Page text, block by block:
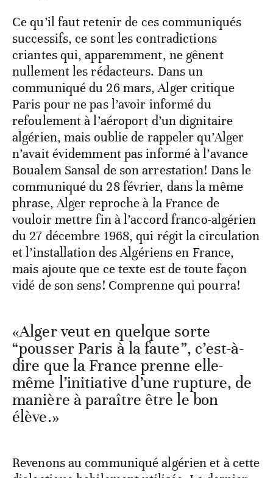
Ce qu’il faut retenir de ces communiqués
successifs, ce sont les contradictions
criantes qui, apparemment, ne gênent
nullement les rédacteurs. Dans un
communiqué du 26 mars, Alger critique
Paris pour ne pas l’avoir informé du
refoulement à l’aéroport d’un dignitaire
algérien, mais oublie de rappeler qu’Alger
n’avait évidemment pas informé à l’avance
Boualem Sansal de son arrestation! Dans le
communiqué du 28 février, dans la même
phrase, Alger reproche à la France de
vouloir mettre fin à l’accord franco-algérien
du 27 décembre 1968, qui régit la circulation
et l’installation des Algériens en France,
mais ajoute que ce texte est de toute façon
vidé de son sens! Comprenne qui pourra!
«Alger veut en quelque sorte
“pousser Paris à la faute”, c’est-à-
dire que la France prenne elle-
même l’initiative d’une rupture, de
manière à paraître être le bon
élève.»
Revenons au communiqué algérien et à cette